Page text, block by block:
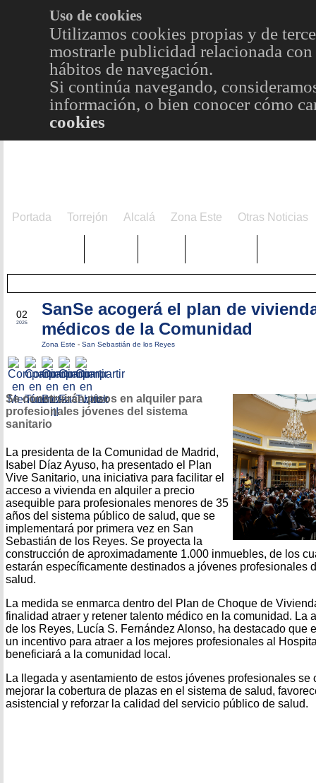
Uso de cookies
Utilizamos cookies propias y de
mostrarle publicidad relacionada
hábitos de navegación.
Si continúa navegando,
información, o bien conocer cómo
cookies
Portada Torrejón Alcalá Zona Este Otras Noticias
02
2026
SanSe acogerá el plan de
médicos de la Comunidad
Zona Este - San Sebastián de los Reyes
Se construirán pisos en alquiler para
profesionales jóvenes del sistema
sanitario
La presidenta de la Comunidad de Madrid,
Isabel Díaz Ayuso, ha presentado el Plan
Vive Sanitario, una iniciativa para facilitar el
acceso a vivienda en alquiler a precio
asequible para profesionales menores de 35
años del sistema público de salud, que se
implementará por primera vez en San
Sebastián de los Reyes. Se proyecta la
construcción de aproximadamente 1.000 inmuebles, de los
estarán específicamente destinados a jóvenes profesionales
salud.
La medida se enmarca dentro del Plan de Choque de
finalidad atraer y retener talento médico en la comunidad. La
de los Reyes, Lucía S. Fernández Alonso, ha destacado que
un incentivo para atraer a los mejores profesionales al
beneficiará a la comunidad local.
La llegada y asentamiento de estos jóvenes profesionales se
mejorar la cobertura de plazas en el sistema de salud,
asistencial y reforzar la calidad del servicio público de salud.